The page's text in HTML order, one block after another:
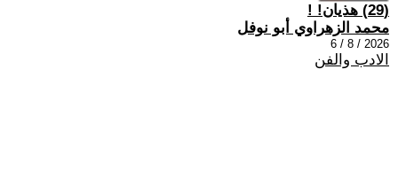
(29) هذيان! !
محمد الزهراوي أبو نوفل
2026 / 8 / 6
الادب والفن